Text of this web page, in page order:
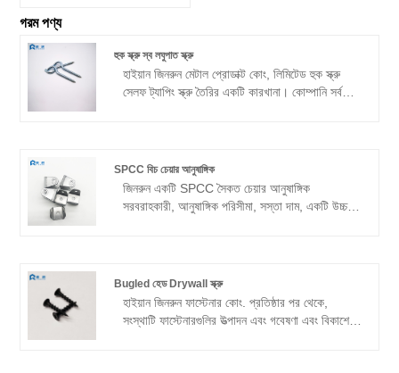
গরম পণ্য
হুক স্ক্রু স্ব লঘুপাত স্ক্রু
হাইয়ান জিনরুন মেটাল প্রোডাক্ট কোং, লিমিটেড হুক স্ক্রু
সেলফ ট্যাপিং স্ক্রু তৈরির একটি কারখানা। কোম্পানি সর্বদা
প্রতিটি পণ্যের গুণমান এবং কর্মক্ষমতা সর্বোচ্চ মান পৌঁছায়।
কোম্পানির পণ্য শুধুমাত্র দেশীয় বাজারে একটি উচ্চ খ্যাতি
ভোগ করে না, কিন্তু অনেক বিদেশী দেশ এবং অঞ্চলে রপ্তানি
করা হয়, গ্রাহকদের দ্বারা গভীরভাবে বিশ্বস্ত এবং
SPCC বিচ চেয়ার আনুষাঙ্গিক
জিনরুন একটি SPCC সৈকত চেয়ার আনুষাঙ্গিক
সরবরাহকারী, আনুষাঙ্গিক পরিসীমা, সস্তা দাম, একটি উচ্চ
Bugled হেড Drywall স্ক্রু
হাইয়ান জিনরুন ফাস্টেনার কোং. প্রতিষ্ঠার পর থেকে,
সংস্থাটি ফাস্টেনারগুলির উত্পাদন এবং গবেষণা এবং বিকাশের